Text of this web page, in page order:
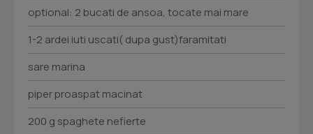
optional: 2 bucati de ansoa, tocate mai mare
1-2 ardei iuti uscati( dupa gust)faramitati
sare marina
piper proaspat macinat
200 g spaghete nefierte